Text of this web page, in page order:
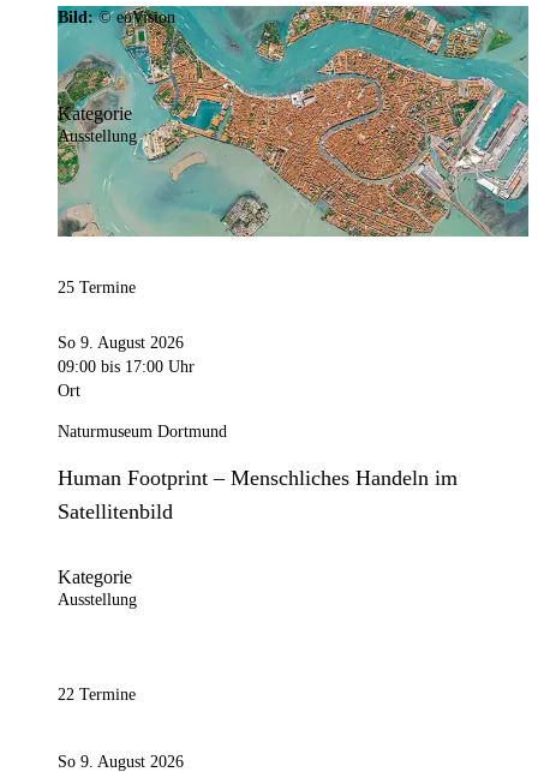
Bild:© eoVision
Kategorie
Ausstellung
25 Termine
So 9. August 2026
09:00 bis 17:00 Uhr
Ort
Naturmuseum Dortmund
Human Footprint – Menschliches Handeln im
Satellitenbild
Kategorie
Ausstellung
22 Termine
So 9. August 2026